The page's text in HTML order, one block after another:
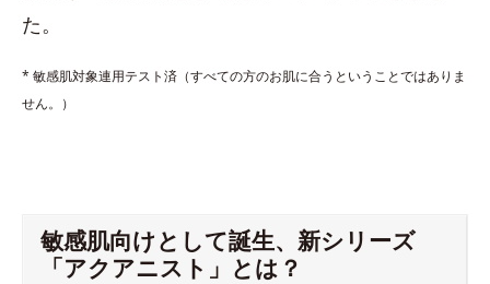
た。
* 敏感肌対象連用テスト済（すべての方のお肌に合うということではありま
せん。）
敏感肌向けとして誕生、新シリーズ
「アクアニスト」とは？